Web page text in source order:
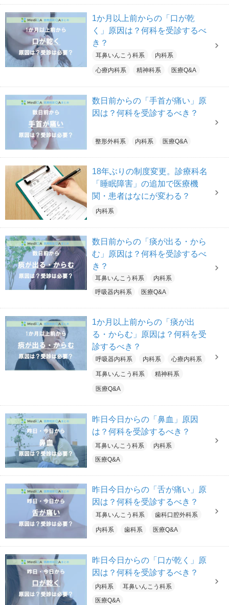
1か月以上前からの「口が乾
く」原因は？何科を受診するべ
き？
耳鼻いんこう科系 内科系
心療内科系 精神科系 医療Q&A
数日前からの「手首が痛い」原
因は？何科を受診するべき？
整形外科系 内科系 医療Q&A
18年ぶりの制度変更。診療科名
「睡眠障害」の追加で医療機
関・患者はなにが変わる？
内科系
数日前からの「痰が出る・から
む」原因は？何科を受診するべ
き？
耳鼻いんこう科系
内科系
呼吸器内科系
医療Q&A
1か月以上前からの「痰が出
る・からむ」原因は？何科を受
診するべき？
呼吸器内科系 内科系 心療内科系
耳鼻いんこう科系 精神科系
医療Q&A
昨日今日からの「鼻血」原因
は？何科を受診するべき？
耳鼻いんこう科系
内科系
医療Q&A
昨日今日からの「舌が痛い」原
因は？何科を受診するべき？
耳鼻いんこう科系 歯科口腔外科系
内科系 歯科系 医療Q&A
昨日今日からの「口が乾く」原
因は？何科を受診するべき？
内科系
耳鼻いんこう科系
医療Q&A